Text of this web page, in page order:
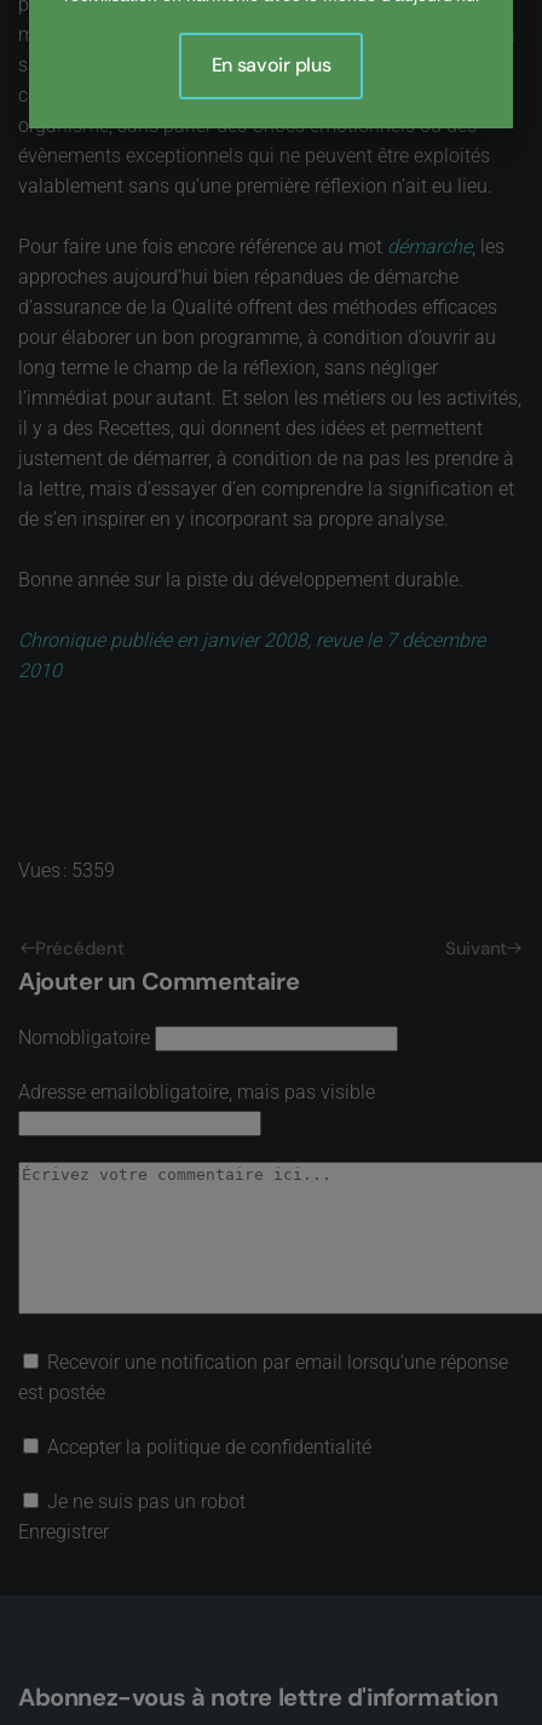
marchés, Compétences disponibles) ou négatives (crises à
surmonter, perte de Clients, besoin de reconversion), pour
construire des stratégies de développement durable d’un
organisme, sans parler des Chocs émotionnels ou des
évènements exceptionnels qui ne peuvent être exploités
valablement sans qu’une première réflexion n’ait eu lieu.
Pour faire une fois encore référence au mot démarche, les
approches aujourd’hui bien répandues de démarche
d’assurance de la Qualité offrent des méthodes efficaces
pour élaborer un bon programme, à condition d’ouvrir au
long terme le champ de la réflexion, sans négliger
l’immédiat pour autant. Et selon les métiers ou les activités,
il y a des Recettes, qui donnent des idées et permettent
justement de démarrer, à condition de na pas les prendre à
la lettre, mais d’essayer d’en comprendre la signification et
de s’en inspirer en y incorporant sa propre analyse.
Bonne année sur la piste du développement durable.
Chronique publiée en janvier 2008, revue le 7 décembre
2010
Vues : 5359
Précédent Suivant
Ajouter un Commentaire
Nomobligatoire
Adresse emailobligatoire, mais pas visible
Recevoir une notification par email lorsqu’une réponse
est postée
Accepter la politique de confidentialité
Je ne suis pas un robot
Enregistrer
Abonnez-vous à notre lettre d'information
En savoir plus